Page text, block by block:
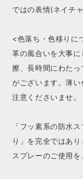
ではの表情(ネイチ
<色落ち・色移りに
革の風合いを大事
擦、長時間にわた
がございます。薄
注意くださいませ。
「フッ素系の防水
り」を完全ではあ
スプレーのご使用を